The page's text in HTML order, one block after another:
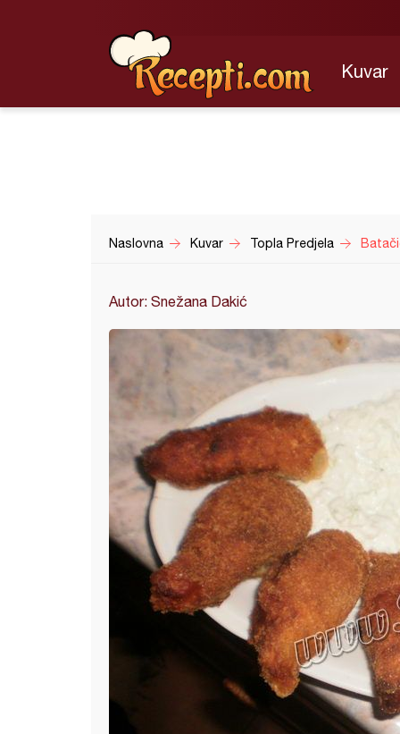
Kuvar
Naslovna Kuvar Topla Predjela
Autor: Snežana Dakić